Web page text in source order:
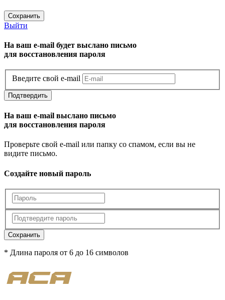
Сохранить
Выйти
На ваш e-mail будет выслано письмо
для восстановления пароля
Введите свой e-mail
Подтвердить
На ваш e-mail выслано письмо
для восстановления пароля
Проверьте свой e-mail или папку со спамом, если вы не
видите письмо.
Создайте новый пароль
Сохранить
* Длина пароля от 6 до 16 символов